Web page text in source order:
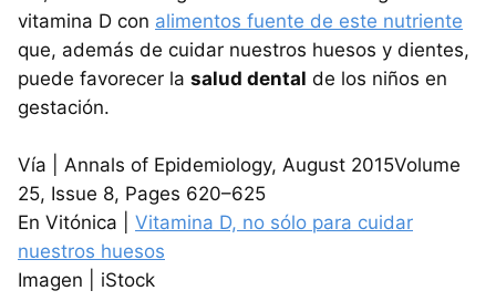
vitamina D con alimentos fuente de este nutriente
que, además de cuidar nuestros huesos y dientes,
puede favorecer la salud dental de los niños en
gestación.
Vía | Annals of Epidemiology, August 2015Volume
25, Issue 8, Pages 620–625
En Vitónica | Vitamina D, no sólo para cuidar
nuestros huesos
Imagen | iStock